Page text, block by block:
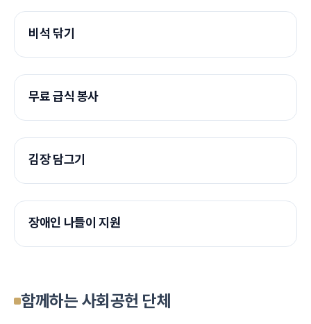
비석 닦기
무료 급식 봉사
김장 담그기
장애인 나들이 지원
함께하는 사회공헌 단체